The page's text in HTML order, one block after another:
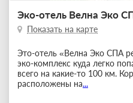
Эко-отель Велна Эко
Показать на карте
Это-отель «Велна Эко СПА
эко-комплекс куда легко
всего на какие-то 100 км.
расположены на...